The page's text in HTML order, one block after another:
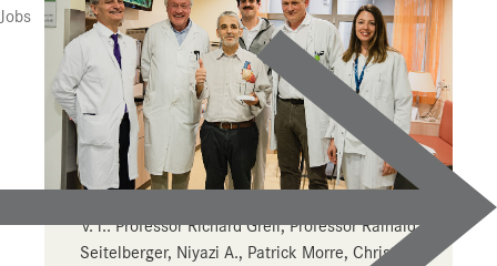
Jobs
v. l.: Professor Richard Greil, Professor Rainald
Seitelberger, Niyazi A., Patrick Morre, Christian